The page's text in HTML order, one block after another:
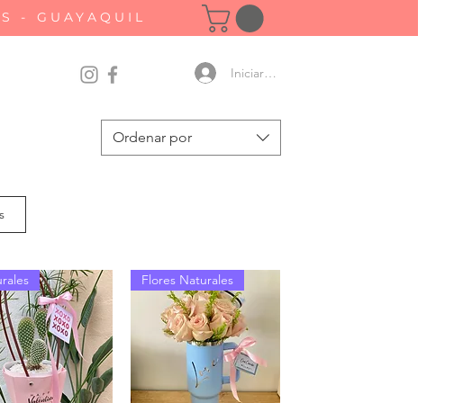
- GUAYAQUIL
Iniciar sesión
Ordenar por
Flores Naturales